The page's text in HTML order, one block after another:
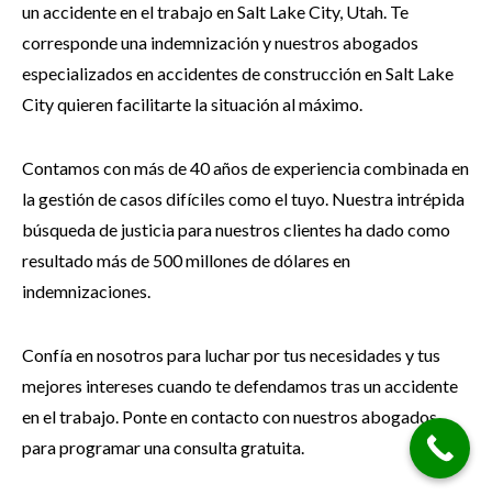
un accidente en el trabajo en Salt Lake City, Utah. Te
corresponde una indemnización y nuestros abogados
especializados en accidentes de construcción en Salt Lake
City quieren facilitarte la situación al máximo.
Contamos con más de 40 años de experiencia combinada en
la gestión de casos difíciles como el tuyo. Nuestra intrépida
búsqueda de justicia para nuestros clientes ha dado como
resultado más de 500 millones de dólares en
indemnizaciones.
Confía en nosotros para luchar por tus necesidades y tus
mejores intereses cuando te defendamos tras un accidente
en el trabajo. Ponte en contacto con nuestros abogados
para programar una consulta gratuita.